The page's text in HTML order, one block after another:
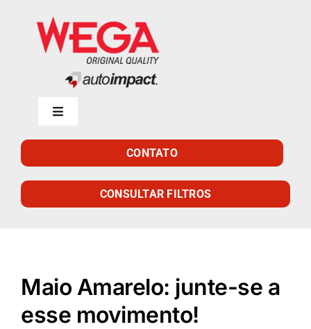
Toggle
Empresa
Catálogo
CONTATO
CONSULTAR FILTROS
Maio Amarelo: junte-se a
esse movimento!